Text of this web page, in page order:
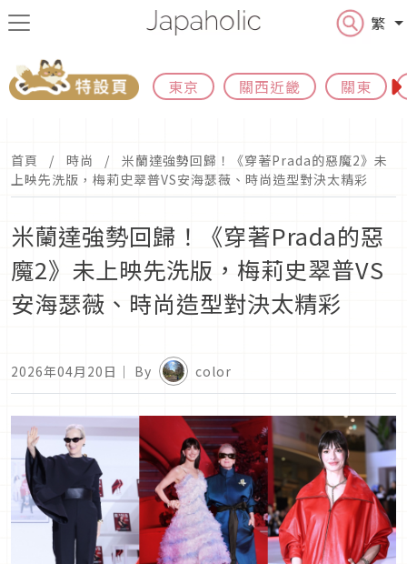
繁
東京 關西近畿 關東
首頁 時尚
米蘭達強勢回歸！《穿著Prada的惡魔2》未
上映先洗版，梅莉史翠普VS安海瑟薇、時尚造型對決太精彩
米蘭達強勢回歸！《穿著Prada的惡
魔2》未上映先洗版，梅莉史翠普VS
安海瑟薇、時尚造型對決太精彩
2026年04月20日 ｜ By color